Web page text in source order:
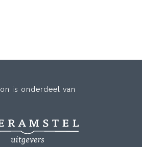
is onderdeel van